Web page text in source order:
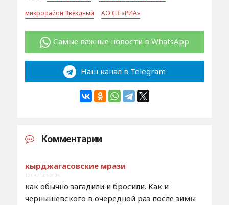
микрорайон Звездный
АО СЗ «РИА»
Самые важные новости в WhatsApp
Наш канал в Telegram
Комментарии
кырджагасовские мрази
12:03 / 14.5.2025
как обычно загадили и бросили. Как и
чернышевского в очередной раз после зимы